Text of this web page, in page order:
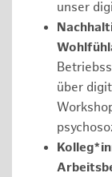
unser
über